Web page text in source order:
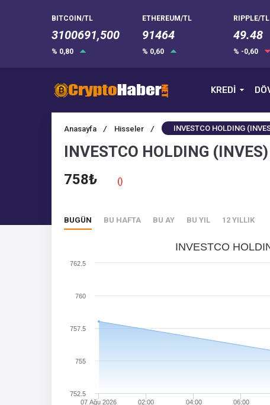
BITCOIN/TL
3100691,500
% 0,80
ETHEREUM/TL
91464
% 0,60
RIPPLE/TL
49.48
% -0,60
KREDİ
Anasayfa / Hisseler / INVESTCO HOLDING
INVESTCO HOLDING
758₺ ()
BUGÜN BU HAFTA BU AY BU YIL 12 YILLIK
INVESTCO
07 Ağu 2026 02:00 04:00 06:00
752.5
755
757.5
760
762.5